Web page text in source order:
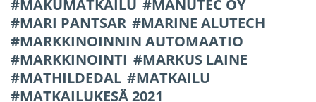
MAKUMATKAILU
MANUTEC OY
MARI PANTSAR
MARINE ALUTECH
MARKKINOINNIN AUTOMAATIO
MARKKINOINTI
MARKUS LAINE
MATHILDEDAL
MATKAILU
MATKAILUKESÄ 2021